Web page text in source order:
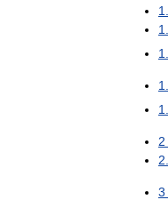
1
1
1
1
1
2
2
3